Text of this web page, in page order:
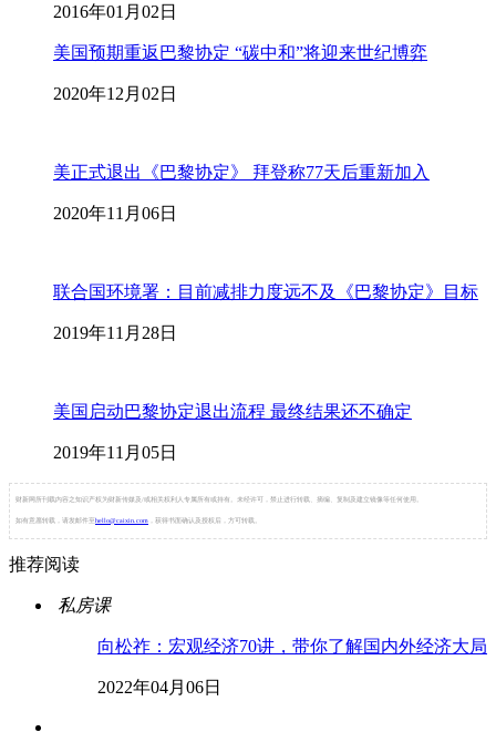
2016年01月02日
美国预期重返巴黎协定 “碳中和”将迎来世纪博弈
2020年12月02日
美正式退出《巴黎协定》 拜登称77天后重新加入
2020年11月06日
联合国环境署：目前减排力度远不及《巴黎协定》目标
2019年11月28日
美国启动巴黎协定退出流程 最终结果还不确定
2019年11月05日
财新网所刊载内容之知识产权为财新传媒及/或相关权利人专属所有或持有。未经许可，禁止进行转载、摘编、复制及建立镜像等任何使用。
如有意愿转载，请发邮件至 hello@caixin.com ，获得书面确认及授权后，方可转载。
推荐阅读
私房课
向松祚：宏观经济70讲，带你了解国内外经济大局
2022年04月06日